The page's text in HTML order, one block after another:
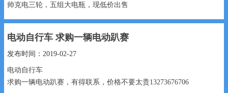
帅克电三轮，五组大电瓶，现低价出售
电动自行车 求购一辆电动趴赛
发布时间：2019-02-27
电动自行车
求购一辆电动趴赛，有得联系，价格不要太贵13273676706